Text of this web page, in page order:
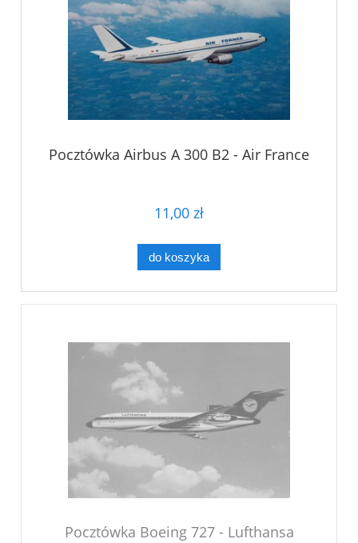
Pocztówka Airbus A 300 B2 - Air France
11,00 zł
do koszyka
Pocztówka Boeing 727 - Lufthansa